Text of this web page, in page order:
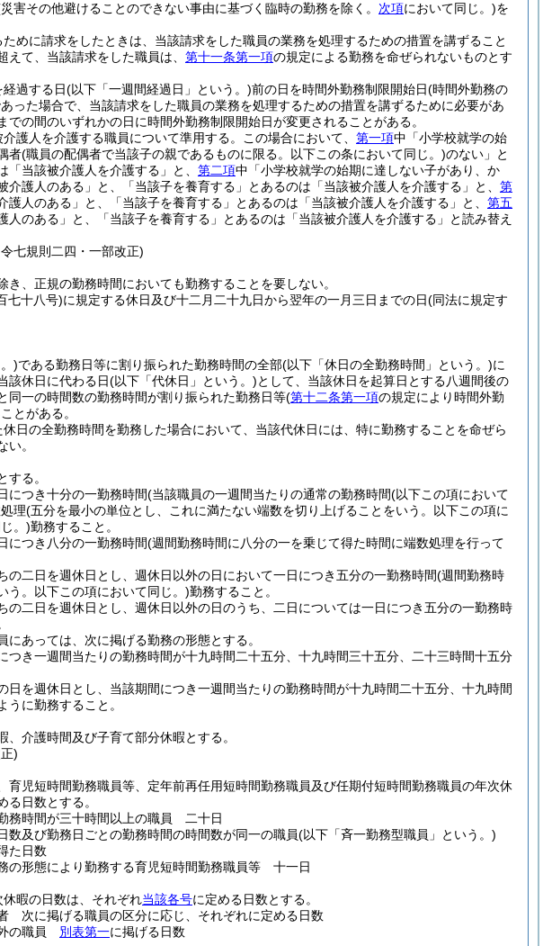
害その他避けることのできない事由に基づく臨時の勤務を除く。 次項において同じ。)を
めに請求をしたときは、当該請求をした職員の業務を処理するための措置を講ずること
て、当該請求をした職員は、 第十一条第一項の規定による勤務を命ぜられないものとす
過する日(以下「一週間経過日」という。)前の日を時間外勤務制限開始日(時間外勤務の
った場合で、当該請求をした職員の業務を処理するための措置を講ずるために必要があ
の間のいずれかの日に時間外勤務制限開始日が変更されることがある。
護人を介護する職員について準用する。 この場合において、 第一項中「小学校就学の始
者(職員の配偶者で当該子の親であるものに限る。以下この条において同じ。)のない」と
当該被介護人を介護する」と、 第二項中「小学校就学の始期に達しない子があり、か
護人のある」と、「当該子を養育する」とあるのは「当該被介護人を介護する」と、 第
人のある」と、「当該子を養育する」とあるのは「当該被介護人を介護する」と、 第五
のある」と、「当該子を養育する」とあるのは「当該被介護人を介護する」と読み替え
七規則二四・一部改正)
、正規の勤務時間においても勤務することを要しない。
七十八号)に規定する休日及び十二月二十九日から翌年の一月三日までの日(同法に規定す
)である勤務日等に割り振られた勤務時間の全部(以下「休日の全勤務時間」という。)に
該休日に代わる日(以下「代休日」という。)として、当該休日を起算日とする八週間後の
同一の時間数の勤務時間が割り振られた勤務日等(第十二条第一項の規定により時間外勤
とがある。
日の全勤務時間を勤務した場合において、当該代休日には、特に勤務することを命ぜら
。
る。
につき十分の一勤務時間(当該職員の一週間当たりの通常の勤務時間(以下この項において
理(五分を最小の単位とし、これに満たない端数を切り上げることをいう。以下この項に
。)勤務すること。
につき八分の一勤務時間(週間勤務時間に八分の一を乗じて得た時間に端数処理を行って
二日を週休日とし、週休日以外の日において一日につき五分の一勤務時間(週間勤務時
う。以下この項において同じ。)勤務すること。
二日を週休日とし、週休日以外の日のうち、二日については一日につき五分の一勤務時
にあっては、次に掲げる勤務の形態とする。
き一週間当たりの勤務時間が十九時間二十五分、十九時間三十五分、二十三時間十五分
を週休日とし、当該期間につき一週間当たりの勤務時間が十九時間二十五分、十九時間
に勤務すること。
介護時間及び子育て部分休暇とする。
)
育児短時間勤務職員等、定年前再任用短時間勤務職員及び任期付短時間勤務職員の年次休
る日数とする。
務時間が三十時間以上の職員 二十日
及び勤務日ごとの勤務時間の時間数が同一の職員(以下「斉一勤務型職員」という。)
た日数
の形態により勤務する育児短時間勤務職員等 十一日
暇の日数は、それぞれ当該各号に定める日数とする。
次に掲げる職員の区分に応じ、それぞれに定める日数
の職員 別表第一に掲げる日数